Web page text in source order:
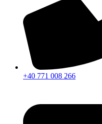
+40 771 008 266